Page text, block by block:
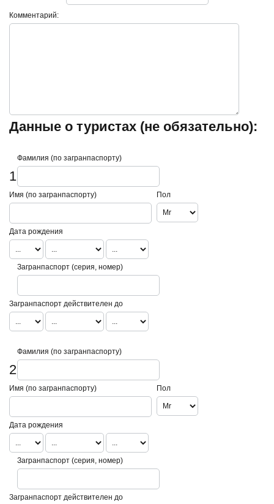
Комментарий:
Данные о туристах (не обязательно):
1
Фамилия (по загранпаспорту)
Имя (по загранпаспорту) Пол
Дата рождения
Загранпаспорт (серия, номер)
Загранпаспорт действителен до
2
Фамилия (по загранпаспорту)
Имя (по загранпаспорту) Пол
Дата рождения
Загранпаспорт (серия, номер)
Загранпаспорт действителен до